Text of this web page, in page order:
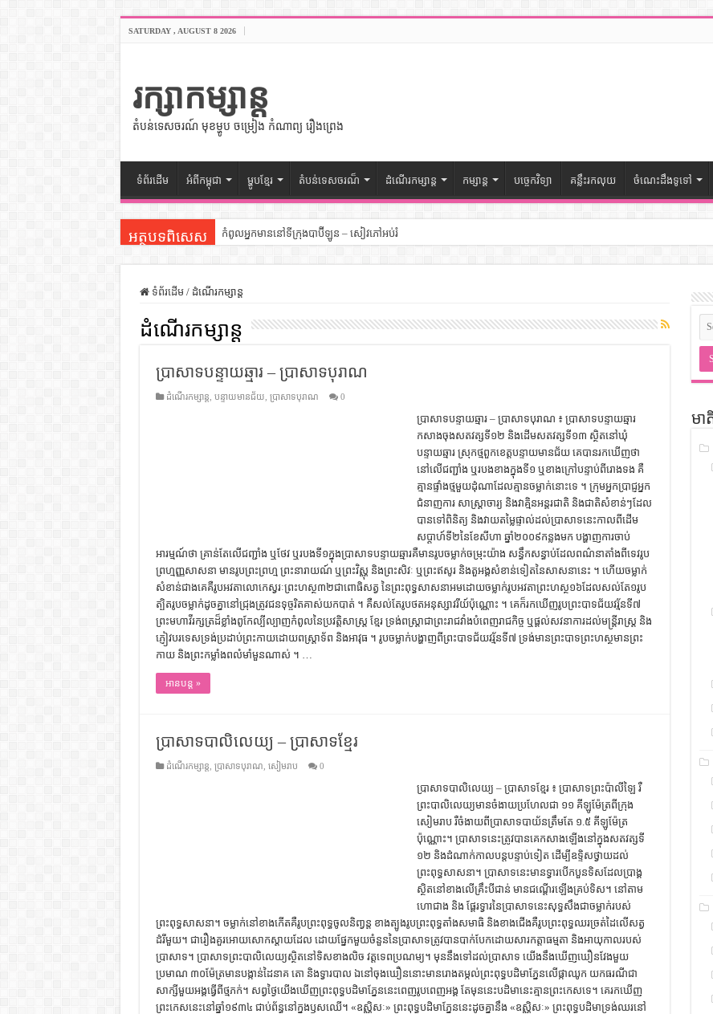
SATURDAY , AUGUST 8 2026
រក្សាកម្សាន្ត
តំបន់ទេសចរណ៍ មុខម្ហូប ចម្រៀង កំណាព្យ រឿងព្រេង
ទំព័រដើម អំពីកម្ពុជា ម្ហូបខ្មែរ តំបន់ទេសចរណ៏ ដំណើរកម្សាន្ត កម្សាន្ត បច្ចេកវិទ្យា គន្លឹះរកលុយ ចំណេះដឹងទូទៅ
អត្ថបទពិសេស កំពូលអ្នកមាននៅទីក្រុងបាប៊ីឡូន – សៀវភៅអប់រំ
សិល្បះចរចា – សៀវភៅពាណិជ្ជកម្ម
ដើមកំណើតអង្គរ – សៀវភៅចំណេះដឹងទូទៅ
ដើមកំណើតជនជាតិខ្មែរ – អត្ថបទស្រាវជ្រាវ
ទំនាក់ទំនងកម្ពុជានិងចិន – សៀវភៅចំណេះដឹងទូទៅ
ទំព័រដើម / ដំណើរកម្សាន្ត
ដំណើរកម្សាន្ត
ប្រាសាទបន្ទាយឆ្មារ – ប្រាសាទបុរាណ
ដំណើរកម្សាន្ត បន្ទាយមានជ័យ ប្រាសាទបុរាណ 0
ប្រាសាទបន្ទាយឆ្មារ – ប្រាសាទបុរាណ ៖ ប្រាសាទ​បន្ទាយឆ្មារ​
កសាង​ចុង​សតវត្ស​ទី​១២​ និង​ដើម​សតវត្ស​ទី​១៣​ ស្ថិត​នៅ​ឃុំ​
បន្ទាយឆ្មារ​ ស្រុក​ថ្មពួក​ខេត្ដ​បន្ទាយមានជ័យ​ គេ​បាន​រក​ឃើញ​ថា​
នៅ​លើ​ជញ្ជាំង​ ឬ​របង​ខាងក្នុង​ទី​១​ ឬ​ខាងក្រៅ​បន្ទាប់​ពី​រោងទង​ គឺ​
គ្មាន​ផ្ទាំង​ថ្ម​មួយ​ដុំ​ណា​ដែល​គ្មាន​ចម្លាក់​នោះ​ទេ ។​ ក្រុម​អ្នកប្រាជ្ញ​អ្នក​
ជំនាញការ​ សាស្ដ្រាចារ្យ​ និង​វាគ្មិន​អន្ដរជាតិ​ និង​ជាតិ​សំខាន់ៗ​ដែល​
បាន​ទៅ​ពិនិត្យ​ និង​វាយតម្លៃ​ផ្ទាល់​ដល់​ប្រាសាទ​នេះ​កាលពីដើម​
សប្ដាហ៍​ទី​២​នៃ​ខែសីហា​ ឆ្នាំ​២០០៩​កន្លង​មក​ បង្ហាញ​ការ​ចាប់
អារម្មណ៍​ថា​ គ្រាន់តែ​លើ​ជញ្ជាំង​ ឬ​ថែវ​ ឬ​របង​ទី​១​ក្នុង​ប្រាសាទ​បន្ទាយឆ្មារ​គឺ​មាន​រូបចម្លាក់​ចម្រុះ​យ៉ាង​ សន្ធឹកសន្ធាប់​ដែល​ពណ៌នា​តាំងពី​ទេវរូប​
ព្រហ្មញ្ញ​សាសនា​ មាន​រូប​ព្រះព្រហ្ម​ ព្រះ​នារាយណ៍​ ឬ​ព្រះ​វិស្ណុ​ ​និង​ព្រះ​សិវៈ​ ​ឬ​ព្រះ​ឥសូរ​ និង​តួអង្គ​សំខាន់​ទៀត​នៃ​សាសនា​នេះ ។ ហើយ​ចម្លាក់​
សំខាន់​ជាងគេ​គឺ​រូប​អវតា​លោកេស្វរៈ​ព្រះហស្ថ​៣២​ជា​ពោធិសត្វ​ នៃ​ព្រះពុទ្ធ​សាសនា​អម​ដោយ​ចម្លាក់​រូប​អវតា​ព្រះហស្ថ​១៦​ដែល​សល់​តែ​១​រូប​
ត្បិត​រូបចម្លាក់​ដូច​គ្នា​នៅ​ជ្រុង​ត្រូវ​ជន​ទុច្ចរិត​គាស់​យក​បាត់ ។ គឺ​សល់​តែ​រូបថត​អនុស្សាវរីយ៍​ប៉ុណ្ណោះ ។ គេ​ក៏​រក​ឃើញ​រូប​ព្រះបាទ​ជ័យវរ្ម័ន​ទី​៧​
ព្រះ​មហា​វីរក្សត្រ​ដ៏​ខ្លាំងពូកែ​ល្បីល្បាញ​កំពូល​នៃ​ប្រវត្ដិសាស្ដ្រ​ ខ្មែរ ​ទ្រង់​ពស្ដ្រា​ជា​ព្រះរាជវាំង​បំពេញ​រាជកិច្ច​ ​ឬ​ផ្ដល់​សវនាការ​ដល់​មន្ដ្រី​រាស្ដ្រ​ និង​
ភ្ញៀវ​បរទេស​ទ្រង់​ប្រដាប់​ព្រះ​កាយ​ដោយ​ពស្ដ្រា​ទ័ព​ និង​អាវុធ ។ រូបចម្លាក់​បង្ហាញ​ពី​ព្រះបាទ​ជ័យវរ្ម័ន​ទី​៧​ ទ្រង់មាន​ព្រះបាទ​ព្រះហស្ថ​មាន​ព្រះ​
កាយ​ និង​ព្រះ​កម្លាំង​ពលំ​មាំមួន​ណាស់ ។ …
អានបន្ត »
ប្រាសាទបាលិលេយ្យ – ប្រាសាទខ្មែរ
ដំណើរកម្សាន្ត ប្រាសាទបុរាណ សៀមរាប 0
ប្រាសាទបាលិលេយ្យ – ប្រាសាទខ្មែរ ៖ ប្រាសាទព្រះប៉ាលីឡៃ រឺ
ព្រះបាលិលេយ្យមានចំងាយប្រហែលជា ១១ គីឡូម៉ែត្រពីក្រុង
សៀមរាប រឺចំងាយពីប្រាសាទបាយ័នត្រឹមតែ ១.៥ គីឡូម៉ែត្រ
ប៉ុណ្ណោះ។ ប្រាសាទនេះត្រូវបានគេកសាងឡើងនៅក្នុងសតវត្សទី
១២ និងដំណាក់កាលបន្តបន្ទាប់ទៀត ដើម្បីឧទ្ទិសថ្វាយដល់
ព្រះពុទ្ធសាសនា។ ប្រាសាទនេះមានទ្វារបើកបួនទិសដែលប្រាង្គ
ស្ថិតនៅខាងលើគ្រឹះបីជាន់ មានជណ្តើរឡើងគ្រប់ទិស។ នៅតាម
ហោជាង និង ផ្តែរទ្វារនៃប្រាសាទនេះសុទ្ធសឹងជាចម្លាក់របស់
ព្រះពុទ្ធសាសនា។ ចម្លាក់នៅខាងកើតគឺរូបព្រះពុទ្ធចូលនិពា្វន្ត ខាងត្បូងរូបព្រះពុទ្ធតាំងសមាធិ និងខាងជើងគឺរូបព្រះពុទ្ធឈរច្រត់ដៃលើសត្វ
ដំរីមួយ។ ជារឿងគួរអោយសោកស្ដាយដែល ដោយផ្នែកមួយចំនួននៃប្រាសាទត្រូវបានបាក់បែកដោយសារកត្តាធម្មតា និងអាយុកាលរបស់
ប្រាសាទ។ ប្រាសាទ​ព្រះបាលិលេយ្យ​ស្ថិត​នៅ​​ទិស​ខាង​លិច​ វត្ត​ទេព​ប្រណម្យ។ ​មុន​នឹង​ទៅ​ដល់​ប្រាសាទ ​យើង​នឹង​ឃើញ​ឃឿន​វែង​មួយ​
ប្រមាណ ៣០​ម៉ែត្រ​​មាន​បង្កាន់​ដៃ​នាគ ​តោ និង​ទ្វារ​បាល​ ឯ​នៅ​ចុង​ឃឿន​នោះ​មាន​រោង​តម្កល់​ព្រះ​ពុទ្ធ​បដិមា​​​ភ្នែន​​លើ​ផ្កា​ឈូក យក​ធរណី​ជា​
សាក្សី​មួយ​អង្គ​ធ្វើ​ពី​ថ្មភក់។ សព្វថ្ងៃ​យើង​ឃើញ​ព្រះ​ពុទ្ធ​បដិមា​ភ្នែន​នេះ​ពេញ​រូប​ពេញ​អង្គ តែ​មុន​នេះ​បដិមា​នេះ​គ្មាន​ព្រះ​​កេស​ទេ។ គេ​​​រក​ឃើញ​
ព្រះ​កេស​នេះ​នៅ​ឆ្នាំ​១៩៣៤​ ជាប់​ព័ន្ធ​នៅ​ក្នុងឫស​ឈើ។ «ឧស្ណិសៈ» ព្រះពុទ្ធបដិមា​ភ្នែន​នេះ​ដូច​គ្នា​នឹង​ «ឧស្ណិសៈ» ព្រះពុទ្ធ​បដិមា​ទ្រង់​ឈរ​នៅ​
មា